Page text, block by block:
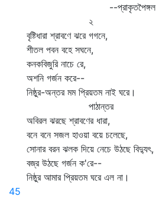
--প্রাকৃতপৈঙ্গল
২
বৃষ্টিধারা শ্রাবণে ঝরে গগনে,
শীতল পবন বহে সঘনে,
কনকবিজুরি নাচে রে,
অশনি গর্জন করে--
নিষ্ঠুর-অন্তর মম প্রিয়তম নাই ঘরে।
পাঠান্তর
অবিরল ঝরছে শ্রাবণের ধারা,
বনে বনে সজল হাওয়া বয়ে চলেছে,
সোনার বরন ঝলক দিয়ে নেচে উঠছে বিদ্যুৎ,
বজ্র উঠছে গর্জন ক'রে--
নিষ্ঠুর আমার প্রিয়তম ঘরে এল না।
45